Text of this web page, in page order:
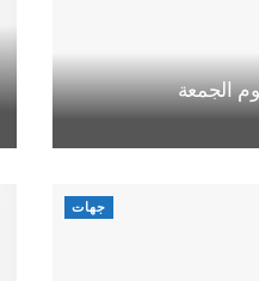
الجمعة
جهات